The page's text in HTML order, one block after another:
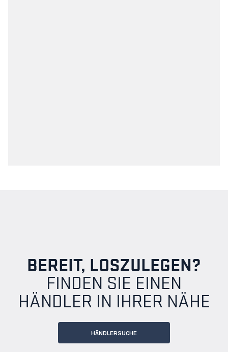
BEREIT, LOSZULEGEN?
FINDEN SIE EINEN
HÄNDLER IN IHRER NÄHE
HÄNDLERSUCHE